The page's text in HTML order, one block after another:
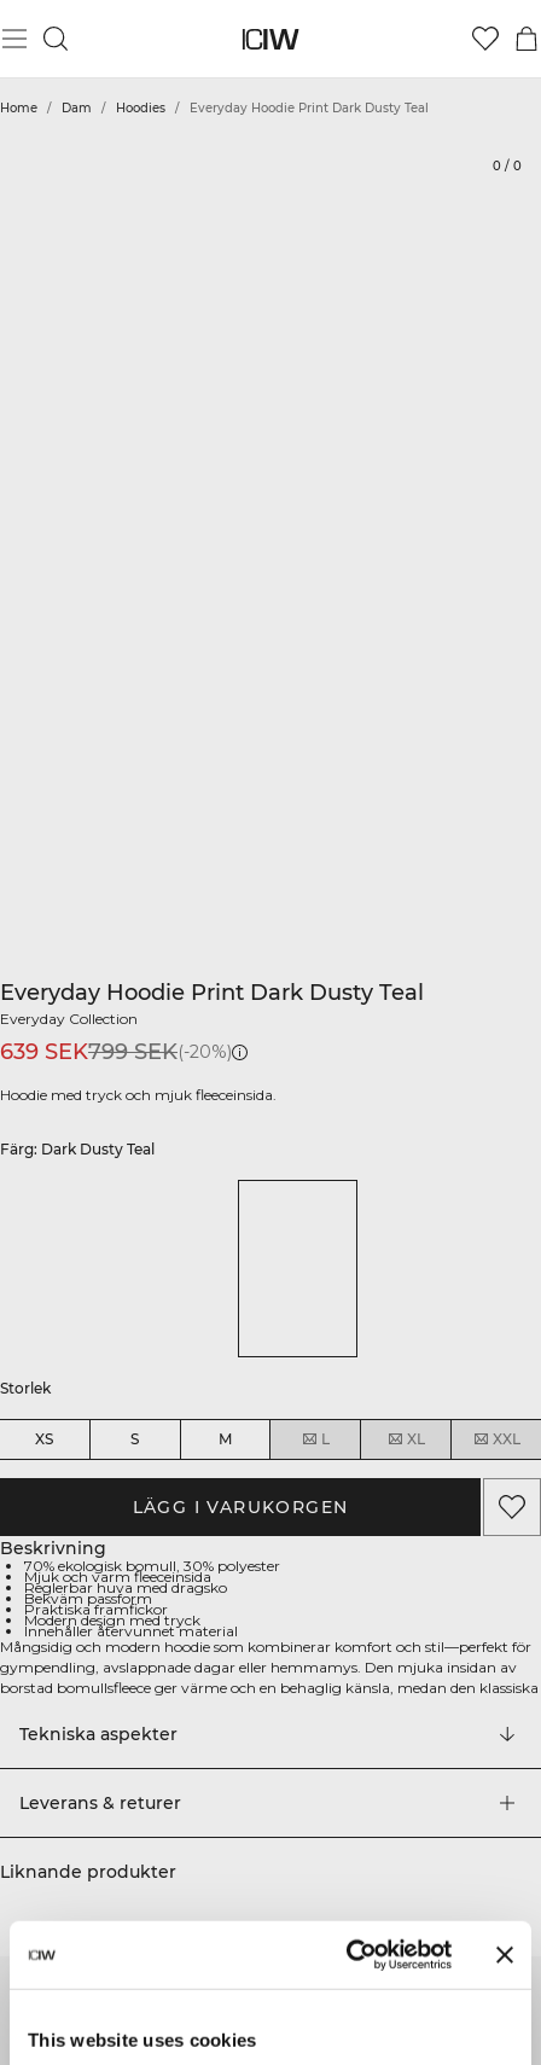
This website uses cookies
Home / Dam / Hoodies / Everyday Hoodie Print Dark Dusty Teal
0 / 0
Everyday Hoodie Print Dark Dusty Teal
Everyday Collection
639 SEK799 SEK(-20%)
Hoodie med tryck och mjuk fleeceinsida.
Färg: Dark Dusty Teal
Storlek
XS S M L XL XXL
LÄGG I VARUKORGEN
Beskrivning
70% ekologisk bomull, 30% polyester
Mjuk och varm fleeceinsida
Reglerbar huva med dragsko
Bekväm passform
Praktiska framfickor
Modern design med tryck
Innehåller återvunnet material
Mångsidig och modern hoodie som kombinerar komfort och stil—perfekt för
gympendling, avslappnade dagar eller hemmamys. Den mjuka insidan av
borstad bomullsfleece ger värme och en behaglig känsla, medan den klassiska
praktiska handfickor är detta en perfekt bas i din garderob. Standard
passform för avslappnad komfort. Mjuk och värmande borstad bomullsfleece.
Elastisk nederkant för en säker passform. Praktiska fickor för enkel förvaring.
Tekniska aspekter
Leverans & returer
Liknande produkter